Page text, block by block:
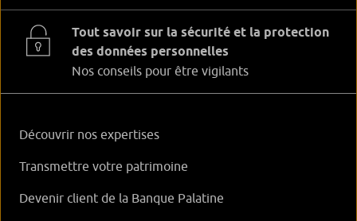
Tout savoir sur la sécurité et la protection
des données personnelles
Nos conseils pour être vigilants
Découvrir nos expertises
Transmettre votre patrimoine
Devenir client de la Banque Palatine